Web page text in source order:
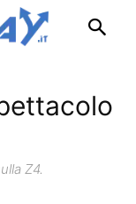
Z4.